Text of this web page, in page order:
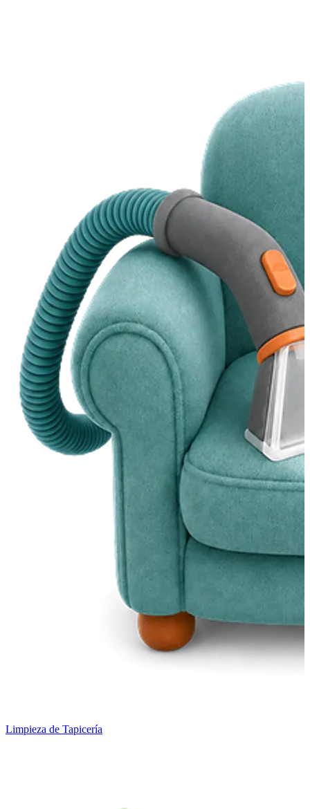
Limpieza de Tapicería